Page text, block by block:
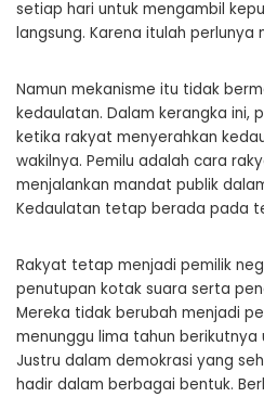
setiap hari untuk mengambil
langsung. Karena itulah perlunya
Namun mekanisme itu tidak
kedaulatan. Dalam kerangka ini,
ketika rakyat menyerahkan
wakilnya. Pemilu adalah cara
menjalankan mandat publik
Kedaulatan tetap berada pada
Rakyat tetap menjadi pemilik
penutupan kotak suara serta
Mereka tidak berubah menjadi
menunggu lima tahun
Justru dalam demokrasi yang
hadir dalam berbagai bentuk.